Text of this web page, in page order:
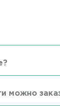
можно